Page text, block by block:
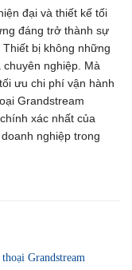
đại và thiết kế tối
đáng trở thành sự
bị không những
nghiệp. Mà
ưu chi phí vận hành
Grandstream
xác nhất của
nghiệp trong